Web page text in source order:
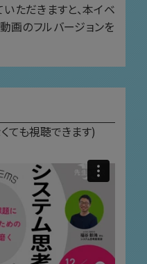
ただきますと、本イベ
画のフルバージョンを
ても視聴できます)